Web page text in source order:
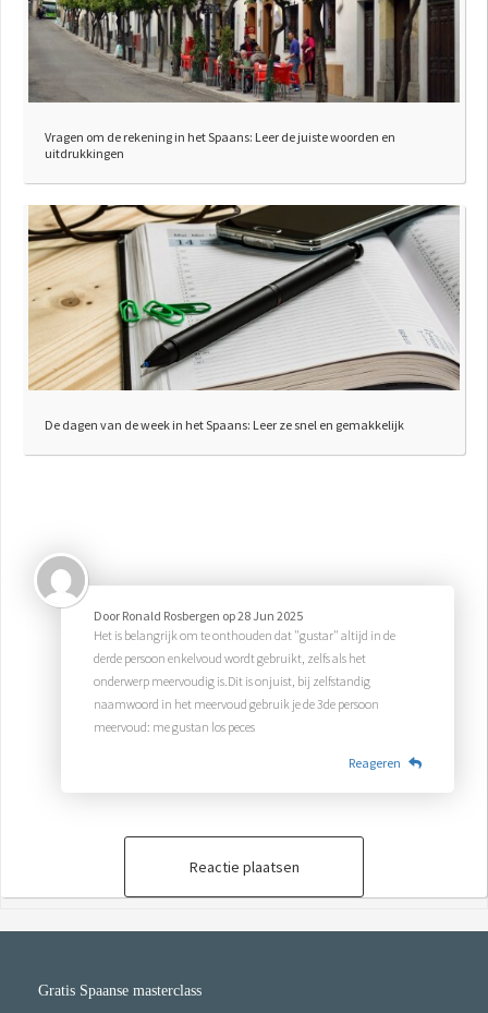
Vragen om de rekening in het Spaans: Leer de juiste woorden en
uitdrukkingen
De dagen van de week in het Spaans: Leer ze snel en gemakkelijk
Door Ronald Rosbergen op28 Jun 2025
Het is belangrijk om te onthouden dat "gustar" altijd in de
derde persoon enkelvoud wordt gebruikt, zelfs als het
onderwerp meervoudig is.Dit is onjuist, bij zelfstandig
naamwoord in het meervoud gebruik je de 3de persoon
meervoud: me gustan los peces
Reageren
Reactie plaatsen
Gratis Spaanse masterclass